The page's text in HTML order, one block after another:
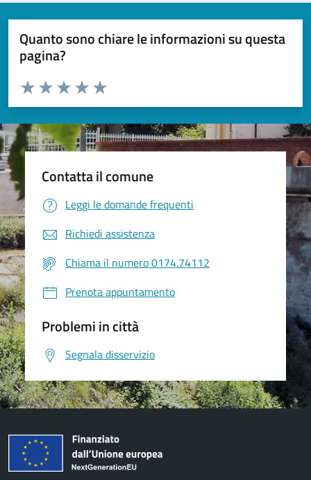
Quanto sono chiare le informazioni su questa
pagina?
Valuta da 1 a 5 stelle la pagina
Valuta 5 stelle su 5
Valuta 4 stelle su 5
Valuta 3 stelle su 5
Valuta 2 stelle su 5
Valuta 1 stelle su 5
Contatta il comune
Leggi le domande frequenti
Richiedi assistenza
Chiama il numero 0174.74112
Prenota appuntamento
Problemi in città
Segnala disservizio